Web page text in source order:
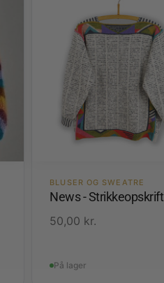
BLUSER OG SWEATRE
News - Strikkeopskrift
50,00 kr.
På lager